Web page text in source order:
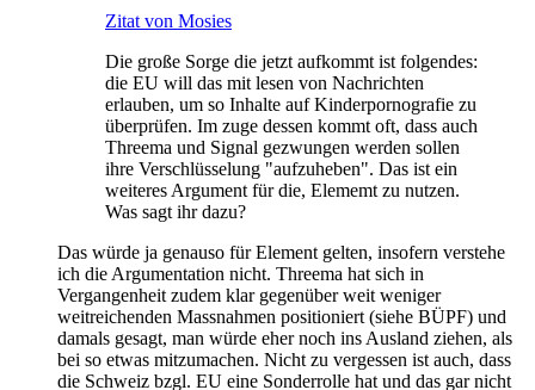
Zitat von Mosies
Die große Sorge die jetzt aufkommt ist folgendes:
die EU will das mit lesen von Nachrichten
erlauben, um so Inhalte auf Kinderpornografie zu
überprüfen. Im zuge dessen kommt oft, dass auch
Threema und Signal gezwungen werden sollen
ihre Verschlüsselung "aufzuheben". Das ist ein
weiteres Argument für die, Elememt zu nutzen.
Was sagt ihr dazu?
Das würde ja genauso für Element gelten, insofern verstehe
ich die Argumentation nicht. Threema hat sich in
Vergangenheit zudem klar gegenüber weit weniger
weitreichenden Massnahmen positioniert (siehe BÜPF) und
damals gesagt, man würde eher noch ins Ausland ziehen, als
bei so etwas mitzumachen. Nicht zu vergessen ist auch, dass
die Schweiz bzgl. EU eine Sonderrolle hat und das gar nicht